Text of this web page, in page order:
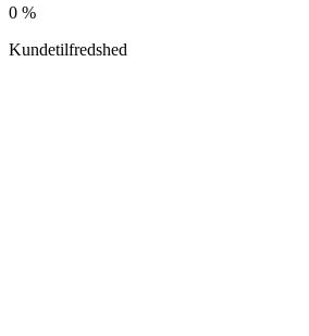
0 %
Kundetilfredshed